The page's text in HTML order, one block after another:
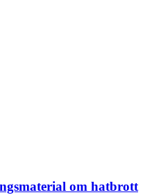
om hatbrott